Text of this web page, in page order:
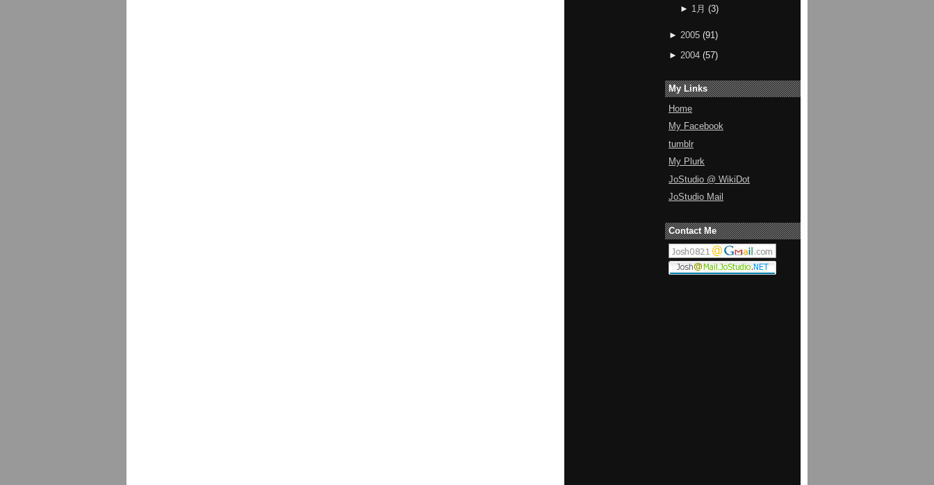
► 1月 (3)
► 2005 (91)
► 2004 (57)
My Links
Home
My Facebook
tumblr
My Plurk
JoStudio @ WikiDot
JoStudio Mail
Contact Me